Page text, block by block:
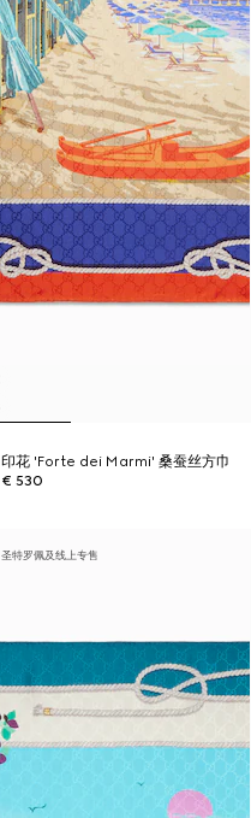
印花 'Forte dei Marmi' 桑蚕丝方巾
€ 530
圣特罗佩及线上专售